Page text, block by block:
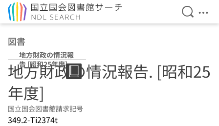
検索を
メ
図書
地方財政の情況報
告 [昭和25年度]
地方財政の情況報告. [昭和25
年度]
国立国会図書館請求記号
349.2-Ti2374t